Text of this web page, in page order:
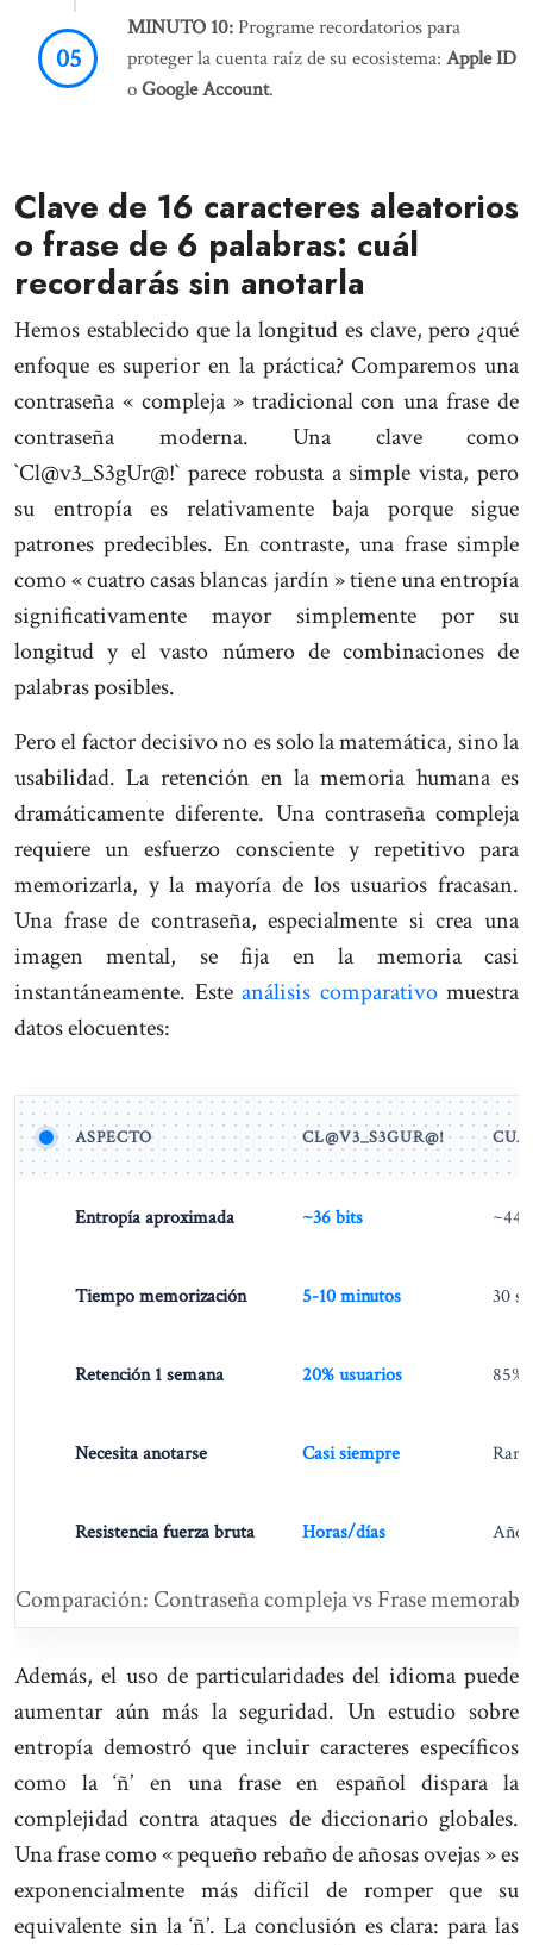
MINUTO 10:Programe recordatorios para
proteger la cuenta raíz de su ecosistema: Apple ID
oGoogle Account.
Clave de 16 caracteres aleatorios
o frase de 6 palabras: cuál
recordarás sin anotarla
Hemos establecido que la longitud es clave, pero ¿qué
enfoque es superior en la práctica? Comparemos una
contraseña « compleja » tradicional con una frase de
contraseña moderna. Una clave como
`Cl@v3_S3gUr@!` parece robusta a simple vista, pero
su entropía es relativamente baja porque sigue
patrones predecibles. En contraste, una frase simple
como « cuatro casas blancas jardín » tiene una entropía
significativamente mayor simplemente por su
longitud y el vasto número de combinaciones de
palabras posibles.
Pero el factor decisivo no es solo la matemática, sino la
usabilidad. La retención en la memoria humana es
dramáticamente diferente. Una contraseña compleja
requiere un esfuerzo consciente y repetitivo para
memorizarla, y la mayoría de los usuarios fracasan.
Una frase de contraseña, especialmente si crea una
imagen mental, se fija en la memoria casi
instantáneamente. Este análisis comparativomuestra
datos elocuentes:
Comparación: Contraseña compleja vs Frase
ASPECTO CL@V3_S3GUR@!
Entropía aproximada ~36 bits ~44
Tiempo memorización 5-10 minutos 30
Retención 1 semana 20% usuarios 85%
Necesita anotarse Casi siempre
Resistencia fuerza bruta Horas/días Años
Además, el uso de particularidades del idioma puede
aumentar aún más la seguridad. Un estudio sobre
entropía demostró que incluir caracteres específicos
como la ‘ñ’ en una frase en español dispara la
complejidad contra ataques de diccionario globales.
Una frase como « pequeño rebaño de añosas ovejas » es
exponencialmente más difícil de romper que su
equivalente sin la ‘ñ’. La conclusión es clara: para las